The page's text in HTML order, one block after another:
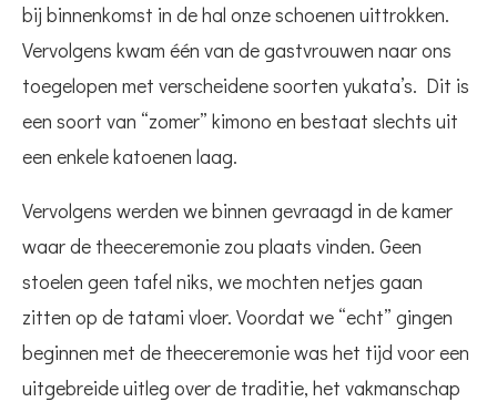
bij binnenkomst in de hal onze schoenen uittrokken.
Vervolgens kwam één van de gastvrouwen naar ons
toegelopen met verscheidene soorten yukata’s. Dit is
een soort van “zomer” kimono en bestaat slechts uit
een enkele katoenen laag.
Vervolgens werden we binnen gevraagd in de kamer
waar de theeceremonie zou plaats vinden. Geen
stoelen geen tafel niks, we mochten netjes gaan
zitten op de tatami vloer. Voordat we “echt” gingen
beginnen met de theeceremonie was het tijd voor een
uitgebreide uitleg over de traditie, het vakmanschap